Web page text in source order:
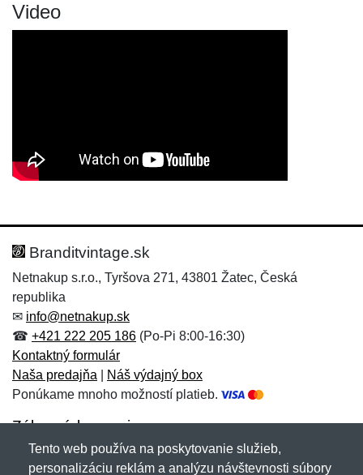
Video
Hodnotenie:
Meno:*
E-mail:
Správa*
Meno:
E-mail:*
Správa*
Branditvintage.sk
Netnakup s.r.o., Tyršova 271, 43801 Žatec, Česká
republika
✉ info@netnakup.sk
☎ +421 222 205 186 (Po-Pi 8:00-16:30)
Kontaktný formulár
Naša predajňa
Náš výdajný box
Ponúkame mnoho možností platieb.
Zákaznícky servis
Novinky emailom
Tento web používa na poskytovanie služieb,
personalizáciu reklám a analýzu návštevnosti súbory